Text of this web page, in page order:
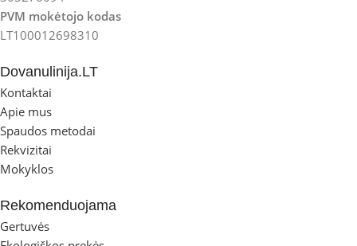
PVM mokėtojo kodas
LT100012698310
Dovanulinija.LT
Kontaktai
Apie mus
Spaudos metodai
Rekvizitai
Mokyklos
Rekomenduojama
Gertuvės